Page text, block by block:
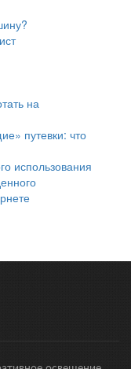
на
путевки: что
использования